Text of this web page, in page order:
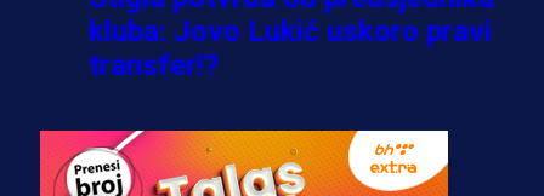
kluba: Jovo Lukić uskoro pravi
transfer!?
A Selekcija